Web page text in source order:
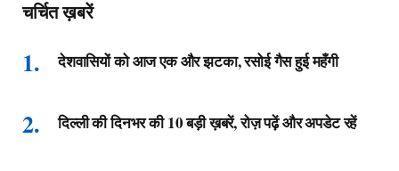
चर्चित ख़बरें
देशवासियों को आज एक और झटका, रसोई गैस हुई महँगी
दिल्ली की दिनभर की 10 बड़ी ख़बरें, रोज़ पढ़ें और अपडेट रहें